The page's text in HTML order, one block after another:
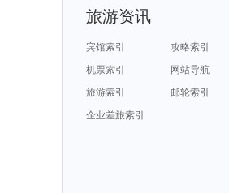
旅游资讯
宾馆索引
攻略索引
机票索引
网站导航
旅游索引
邮轮索引
企业差旅索引